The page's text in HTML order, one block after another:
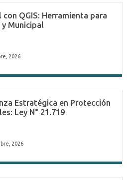
QGIS: Herramienta para
Municipal
2026
Estratégica en Protección
Ley N° 21.719
2026